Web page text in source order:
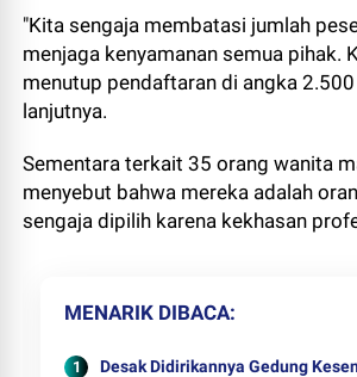
"Kita sengaja membatasi jumlah
menjaga kenyamanan semua pihak.
menutup pendaftaran di angka
lanjutnya.
Sementara terkait 35 orang wanita
menyebut bahwa mereka adalah
sengaja dipilih karena kekhasan
MENARIK DIBACA
Desak Didirikannya Gedung